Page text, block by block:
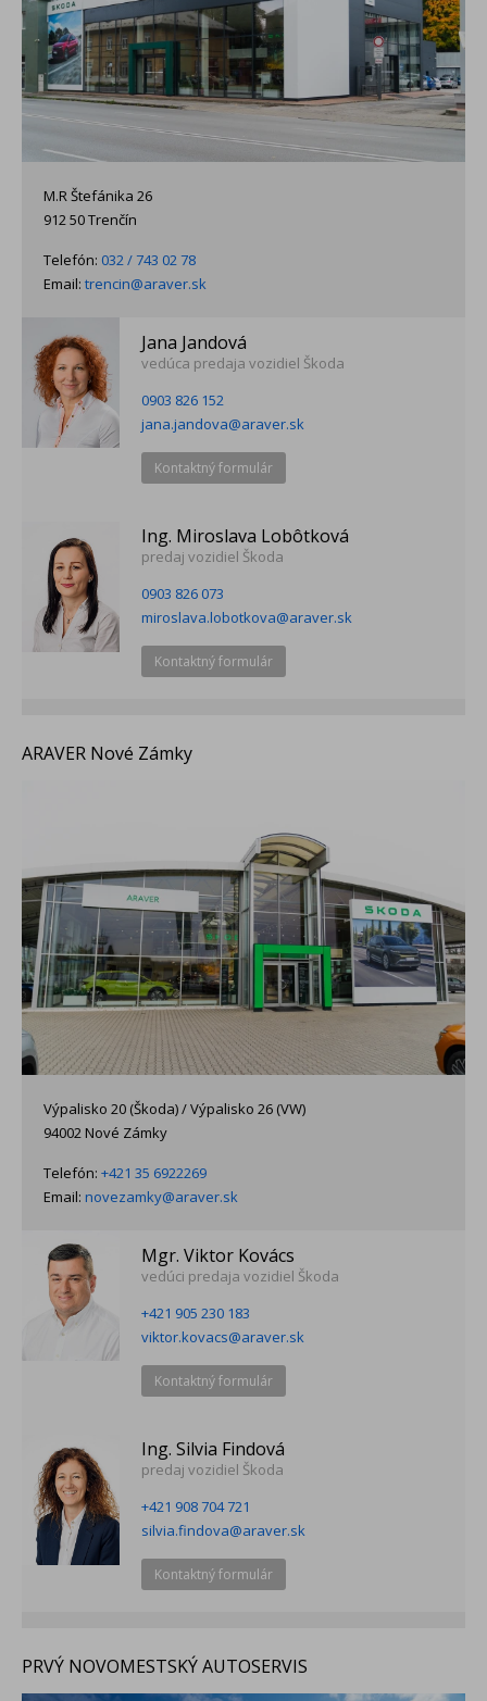
M.R Štefánika 26
912 50 Trenčín
Telefón: 032 / 743 02 78
Email: trencin@araver.sk
Jana Jandová
vedúca predaja vozidiel Škoda
0903 826 152
jana.jandova@araver.sk
Kontaktný formulár
Ing. Miroslava Lobôtková
predaj vozidiel Škoda
0903 826 073
miroslava.lobotkova@araver.sk
Kontaktný formulár
ARAVER Nové Zámky
Výpalisko 20 (Škoda) / Výpalisko 26 (VW)
94002 Nové Zámky
Telefón: +421 35 6922269
Email: novezamky@araver.sk
Mgr. Viktor Kovács
vedúci predaja vozidiel Škoda
+421 905 230 183
viktor.kovacs@araver.sk
Kontaktný formulár
Ing. Silvia Findová
predaj vozidiel Škoda
+421 908 704 721
silvia.findova@araver.sk
Kontaktný formulár
PRVÝ NOVOMESTSKÝ AUTOSERVIS